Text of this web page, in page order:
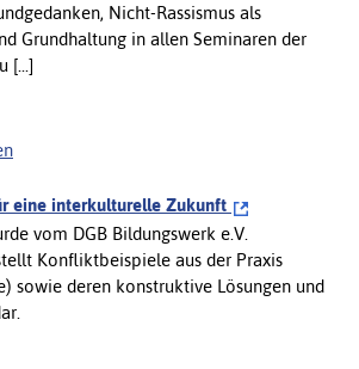
Nicht-Rassismus als
Grundhaltung in allen Seminaren der
[...]
eine interkulturelle Zukunft
vom DGB Bildungswerk e.V.
Konfliktbeispiele aus der Praxis
sowie deren konstruktive Lösungen und